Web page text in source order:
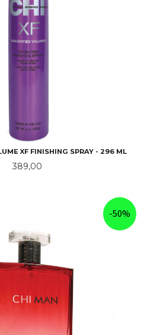
XF FINISHING SPRAY - 296 ML
Pris
389,00
-50%